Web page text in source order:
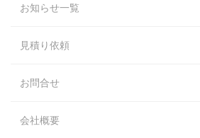
お知らせ一覧
見積り依頼
お問合せ
会社概要